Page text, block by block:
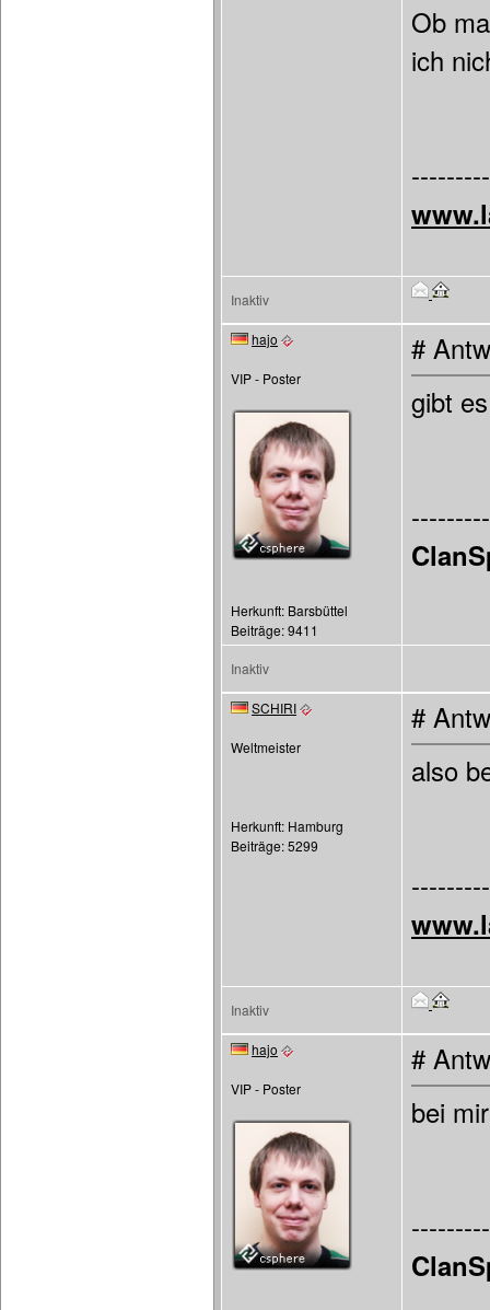
Ob
ich
Inaktiv
hajo
VIP - Poster
Herkunft: Barsbüttel
Beiträge: 9411
#
gibt
Inaktiv
SCHIRI
Weltmeister
Herkunft: Hamburg
Beiträge: 5299
#
also
Inaktiv
hajo
VIP - Poster
#
bei